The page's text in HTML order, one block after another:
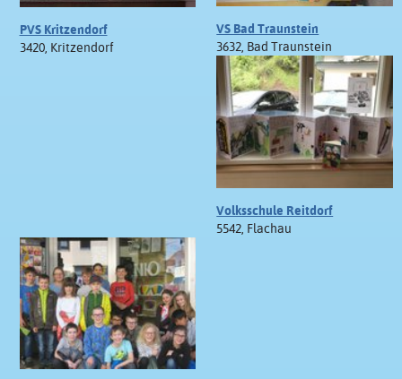
PVS Kritzendorf
3420, Kritzendorf
VS Bad Traunstein
3632, Bad Traunstein
Volksschule Reitdorf
5542, Flachau